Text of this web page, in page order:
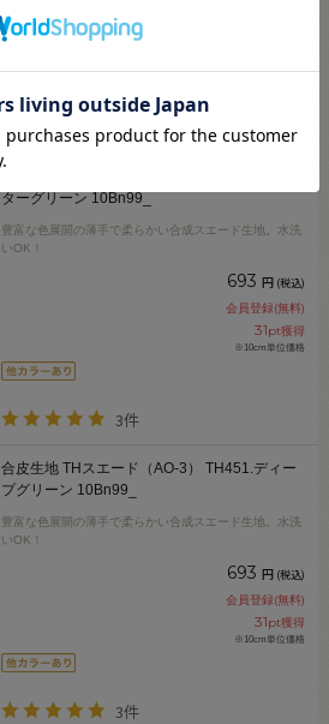
3件
ターグリーン 10Bn99_
豊富な色展開の薄手で柔らかい合成スエード生地。水洗
いOK！
693 円 (税込)
会員登録(無料)
31pt獲得
※10cm単位価格
3件
合皮生地 THスエード（AO-3） TH451.ディー
プグリーン 10Bn99_
豊富な色展開の薄手で柔らかい合成スエード生地。水洗
いOK！
693 円 (税込)
会員登録(無料)
31pt獲得
※10cm単位価格
3件